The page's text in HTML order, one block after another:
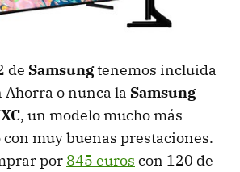
de Samsungtenemos incluida
o nunca la Samsung
, un modelo mucho más
muy buenas prestaciones.
por 845 euros con 120 de